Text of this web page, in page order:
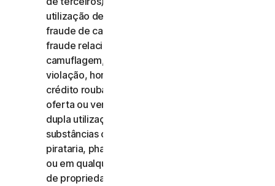
utilização de cartões de crédito roubados,
fraude de cartões de crédito, fraude financeira,
fraude relacionada com criptomoedas,
camuflagem, extorsão, chantagem, rapto,
violação, homicídio, venda de cartões de
crédito roubados, venda de bens roubados,
oferta ou venda de materiais militares e de
dupla utilização proibidos, oferta ou venda de
substâncias controladas, roubo de identidade,
pirataria, pharming, scraping de qualquer forma
ou em qualquer escala, pirataria digital, violação
de propriedade intelectual e outras atividades